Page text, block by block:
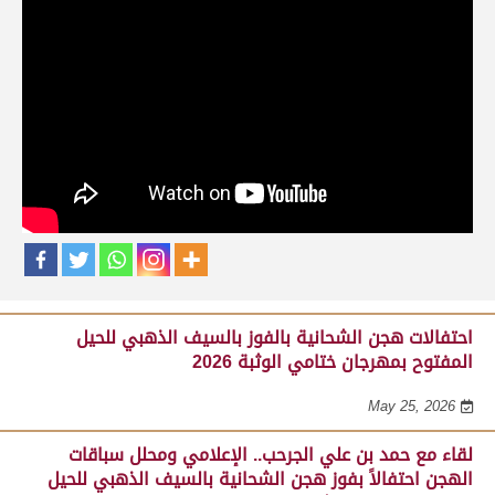
المنظمة لسباق الهجن، احتفالاً بفوز هجن
بميدان الوثبة 22-05-2026
احتفالات هجن الشحانية بالفوز بالسيف الذهبي للحيل
المفتوح بمهرجان ختامي الوثبة 2026
May 25, 2026
لقاء مع حمد بن علي الجرحب.. الإعلامي ومحلل سباقات
الهجن احتفالاً بفوز هجن الشحانية بالسيف الذهبي للحيل